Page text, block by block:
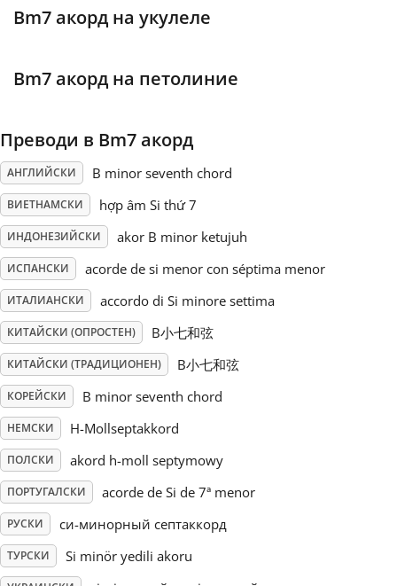
Português
Русский
Svenska
Tiếng Việt
Türkçe
简体中文
繁體中文
Bm7 акорд на укулеле
Bm7 акорд на петолиние
Преводи в Bm7 акорд
АНГЛИЙСКИ B minor seventh chord
ВИЕТНАМСКИ hợp âm Si thứ 7
ИНДОНЕЗИЙСКИ akor B minor ketujuh
ИСПАНСКИ acorde de si menor con séptima menor
ИТАЛИАНСКИ accordo di Si minore settima
КИТАЙСКИ (ОПРОСТЕН) B小七和弦
КИТАЙСКИ (ТРАДИЦИОНЕН) B小七和弦
КОРЕЙСКИ B minor seventh chord
НЕМСКИ H-Mollseptakkord
ПОЛСКИ akord h-moll septymowy
ПОРТУГАЛСКИ acorde de Si de 7ª menor
РУСКИ си-минорный септаккорд
ТУРСКИ Si minör yedili akoru